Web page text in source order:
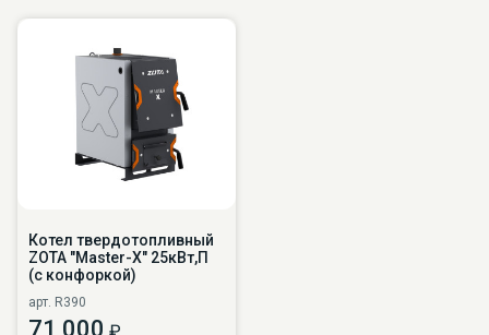
Котел твердотопливный
ZOTA "Master-X" 25кВт,П
(с конфоркой)
арт. R390
71 000 ₽